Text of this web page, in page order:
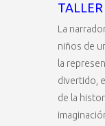
La
niños de
la
divertido,
de la